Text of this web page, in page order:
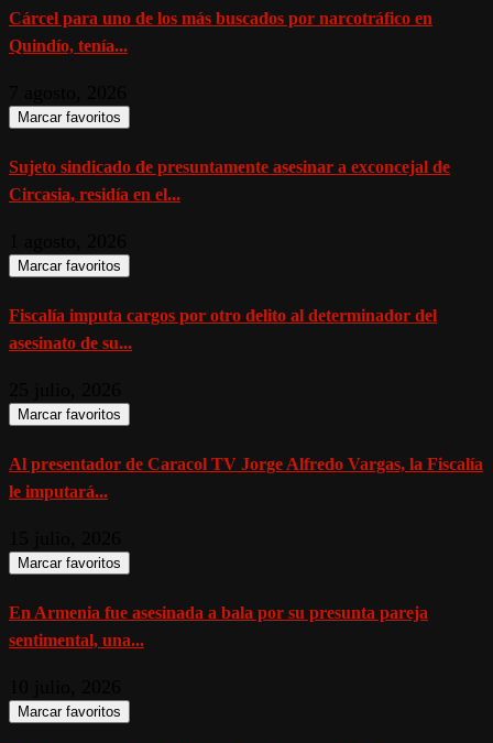
Cárcel para uno de los más buscados por narcotráfico en
Quindío, tenía...
Marcar favoritos
Sujeto sindicado de presuntamente asesinar a exconcejal de
Circasia, residía en el...
Marcar favoritos
Fiscalía imputa cargos por otro delito al determinador del
asesinato de su...
Marcar favoritos
Al presentador de Caracol TV Jorge Alfredo Vargas, la Fiscalía
le imputará...
Marcar favoritos
En Armenia fue asesinada a bala por su presunta pareja
sentimental, una...
Marcar favoritos